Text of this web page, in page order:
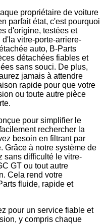
propriétaire de voiture
parfait état, c'est pourquoi
d'origine, testées et
vitre-porte-arriere-
auto, B-Parts
détachées fiables et
sans souci. De plus,
jamais à attendre
rapide pour que votre
ou toute autre pièce
pour simplifier le
rechercher la
besoin en filtrant par
Grâce à notre système de
sans difficulté le vitre-
GT ou tout autre
Cela rend votre
fluide, rapide et
pour un service fiable et
y compris chaque